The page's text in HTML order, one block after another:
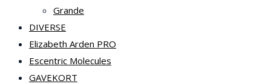
Grande
DIVERSE
Elizabeth Arden PRO
Escentric Molecules
GAVEKORT